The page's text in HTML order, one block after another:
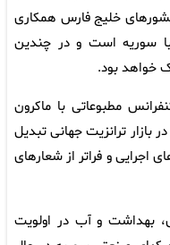
خلیج فارس همکاری
با سوریه است و در چندین
خواهد بود.
مطبوعاتی با ماکرون
بازار ترانزیت جهانی تبدیل
اجرایی و فراتر از شعارهای
بهداشت و آب در اولویت